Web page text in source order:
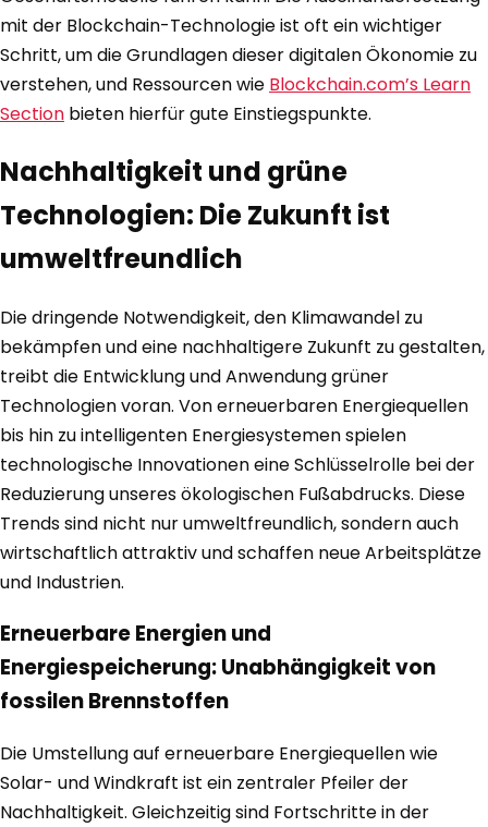
mit der Blockchain-Technologie ist oft ein wichtiger
Schritt, um die Grundlagen dieser digitalen Ökonomie zu
verstehen, und Ressourcen wie Blockchain.com’s Learn
Section bieten hierfür gute Einstiegspunkte.
Nachhaltigkeit und grüne
Technologien: Die Zukunft ist
umweltfreundlich
Die dringende Notwendigkeit, den Klimawandel zu
bekämpfen und eine nachhaltigere Zukunft zu gestalten,
treibt die Entwicklung und Anwendung grüner
Technologien voran. Von erneuerbaren Energiequellen
bis hin zu intelligenten Energiesystemen spielen
technologische Innovationen eine Schlüsselrolle bei der
Reduzierung unseres ökologischen Fußabdrucks. Diese
Trends sind nicht nur umweltfreundlich, sondern auch
wirtschaftlich attraktiv und schaffen neue Arbeitsplätze
und Industrien.
Erneuerbare Energien und
Energiespeicherung: Unabhängigkeit von
fossilen Brennstoffen
Die Umstellung auf erneuerbare Energiequellen wie
Solar- und Windkraft ist ein zentraler Pfeiler der
Nachhaltigkeit. Gleichzeitig sind Fortschritte in der